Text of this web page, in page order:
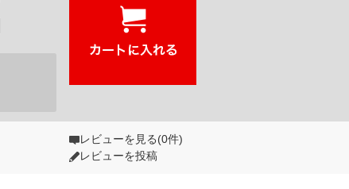
レビューを見る(0件)
レビューを投稿